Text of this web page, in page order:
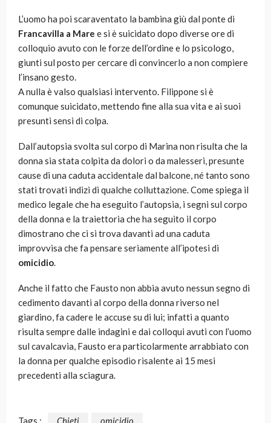
L’uomo ha poi scaraventato la bambina giù dal ponte di
Francavilla a Mare e si è suicidato dopo diverse ore di
colloquio avuto con le forze dell’ordine e lo psicologo,
giunti sul posto per cercare di convincerlo a non compiere
l’insano gesto.
A nulla è valso qualsiasi intervento. Filippone si è
comunque suicidato, mettendo fine alla sua vita e ai suoi
presunti sensi di colpa.
Dall’autopsia svolta sul corpo di Marina non risulta che la
donna sia stata colpita da dolori o da malesseri, presunte
cause di una caduta accidentale dal balcone, né tanto sono
stati trovati indizi di qualche colluttazione. Come spiega il
medico legale che ha eseguito l’autopsia, i segni sul corpo
della donna e la traiettoria che ha seguito il corpo
dimostrano che ci si trova davanti ad una caduta
improvvisa che fa pensare seriamente all’ipotesi di
omicidio.
Anche il fatto che Fausto non abbia avuto nessun segno di
cedimento davanti al corpo della donna riverso nel
giardino, fa cadere le accuse su di lui; infatti a quanto
risulta sempre dalle indagini e dai colloqui avuti con l’uomo
sul cavalcavia, Fausto era particolarmente arrabbiato con
la donna per qualche episodio risalente ai 15 mesi
precedenti alla sciagura.
Tags : Chieti omicidio